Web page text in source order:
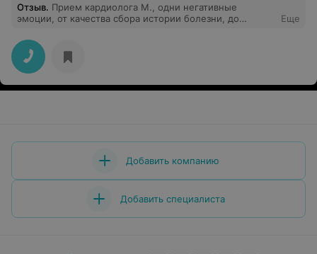
Отзыв. Прием кардиолога М., одни негативные
эмоции, от качества сбора истории болезни, до
мерять и слушать одновременно легкие через кофту -
уж простите. Имея 30 мин на пациента и его осмотр.
Деньги на ветер, буду обращаться выше.
Еще
Добавить компанию
Добавить специалиста